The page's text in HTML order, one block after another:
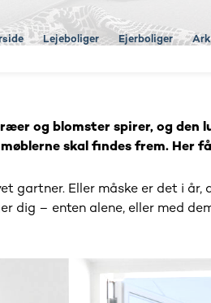
Lejeboliger Ejerboliger
og blomster spirer, og
skal findes frem.
gartner. Eller måske er det i
dig – enten alene, eller med